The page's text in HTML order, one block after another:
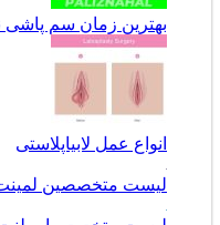
بهترین زمان سم پاشی
انواع عمل لابیاپلاستی
لیست متخصصین لمینت